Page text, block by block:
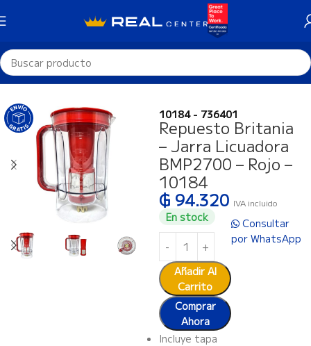
Inicio Repuestos Cocina
10184 - 736401
Repuesto Britania
– Jarra Licuadora
BMP2700 – Rojo –
10184
₲ 94.320 IVA incluido
En stock
Añadir Al
Carrito
Comprar
Ahora
Consultar
por WhatsApp
Incluye tapa